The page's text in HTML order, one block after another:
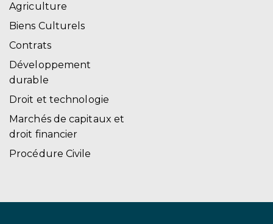
Agriculture
Biens Culturels
Contrats
Développement
durable
Droit et technologie
Marchés de capitaux et
droit financier
Procédure Civile